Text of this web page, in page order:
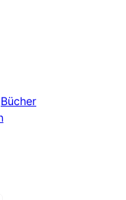
Bücher